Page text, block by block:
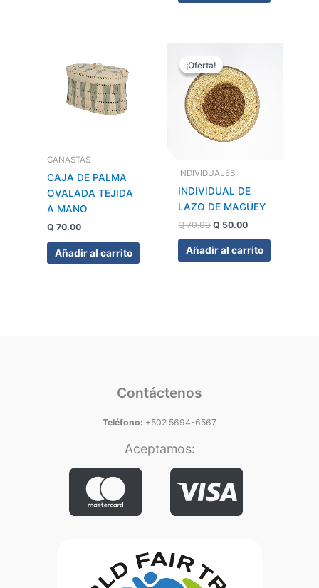
CANASTAS
CAJA DE PALMA
OVALADA TEJIDA
A MANO
Q 70.00
Añadir al carrito
¡Oferta!
¡Oferta!
INDIVIDUALES
INDIVIDUAL DE
LAZO DE MAGÜEY
Q70.00
original
era:
Q 70.00.
Q 50.00
es:
Q 50.00.
Añadir al carrito
Contáctenos
Teléfono: +502 5694-6567
Aceptamos: